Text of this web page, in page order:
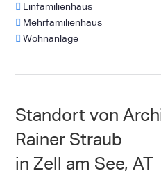
Einfamilienhaus
Mehrfamilienhaus
Wohnanlage
Standort von
Rainer Straub
in Zell am See, AT